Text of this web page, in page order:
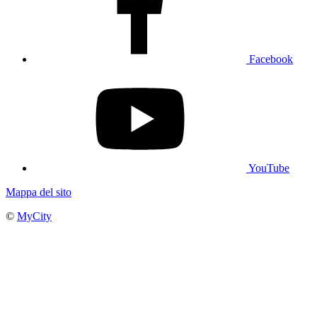
Facebook
YouTube
Mappa del sito
© MyCity